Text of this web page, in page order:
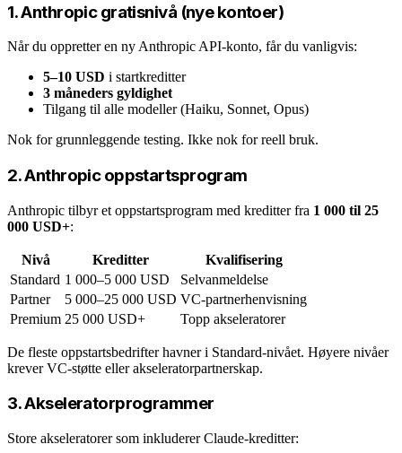
1. Anthropic gratisnivå (nye kontoer)
Når du oppretter en ny Anthropic API-konto, får du vanligvis:
5–10 USD i startkreditter
3 måneders gyldighet
Tilgang til alle modeller (Haiku, Sonnet, Opus)
Nok for grunnleggende testing. Ikke nok for reell bruk.
2. Anthropic oppstartsprogram
Anthropic tilbyr et oppstartsprogram med kreditter fra 1 000 til 25
000 USD+:
Nivå Kreditter
Kvalifisering
Standard 1 000–5 000 USD
Selvanmeldelse
Partner
5 000–25 000 USD VC-partnerhenvisning
Premium 25 000 USD+ Topp akseleratorer
De fleste oppstartsbedrifter havner i Standard-nivået. Høyere nivåer
krever VC-støtte eller akseleratorpartnerskap.
3. Akseleratorprogrammer
Store akseleratorer som inkluderer Claude-kreditter: